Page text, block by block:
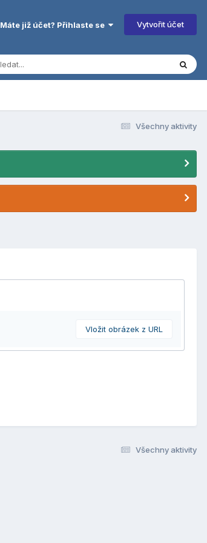
Máte již účet? Přihlaste se Vytvořit účet
Všechny aktivity
Vložit obrázek z URL
Všechny aktivity